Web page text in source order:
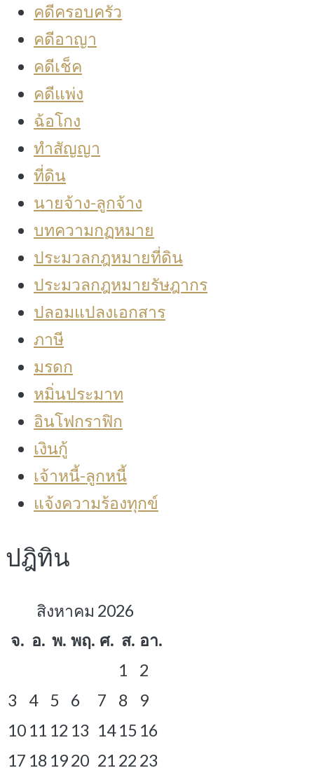
คดีครอบครัว
คดีอาญา
คดีเช็ค
คดีแพ่ง
ฉ้อโกง
ทำสัญญา
ที่ดิน
นายจ้าง-ลูกจ้าง
บทความกฏหมาย
ประมวลกฎหมายที่ดิน
ประมวลกฎหมายรัษฎากร
ปลอมแปลงเอกสาร
ภาษี
มรดก
หมิ่นประมาท
อินโฟกราฟิก
เงินกู้
เจ้าหนี้-ลูกหนี้
แจ้งความร้องทุกข์
ปฎิทิน
สิงหาคม 2026
จ. อ. พ. พฤ. ศ. ส. อา.
1
2
3
4 5 6 7 8
9
10 11 12 13 14 15 16
17 18 1920 21 22 23